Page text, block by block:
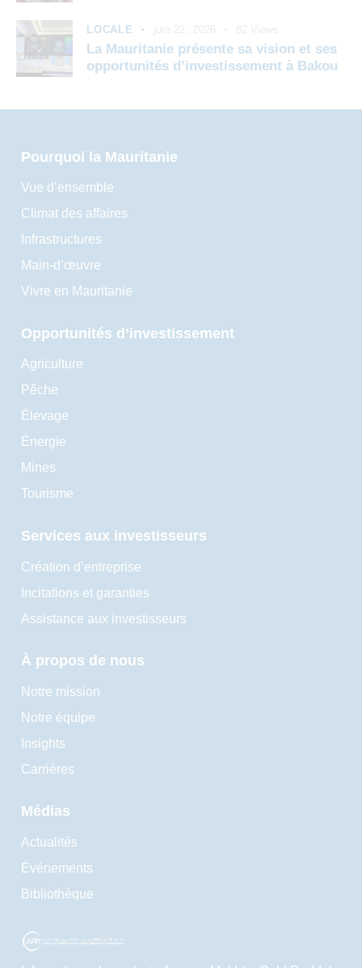
LOCALE
La Mauritanie présente sa vision et ses
opportunités d’investissement à Bakou
Pourquoi la Mauritanie
Vue d’ensemble
Climat des affaires
Infrastructures
Main-d’œuvre
Vivre en Mauritanie
Opportunités d’investissement
Agriculture
Pêche
Élevage
Énergie
Mines
Tourisme
Services aux investisseurs
Création d’entreprise
Incitations et garanties
Assistance aux investisseurs
À propos de nous
Notre mission
Notre équipe
Insights
Carrières
Médias
Actualités
Événements
Bibliothèque